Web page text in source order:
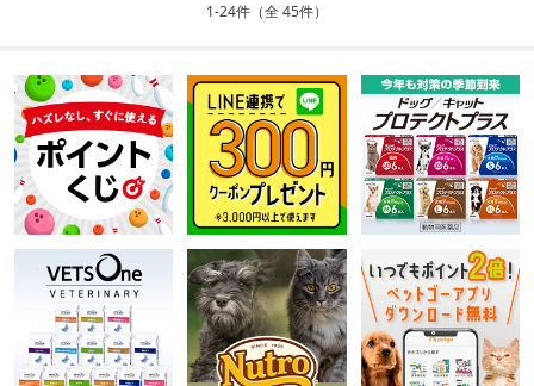
1-24件（全 45件）